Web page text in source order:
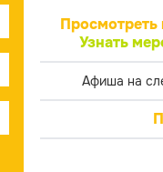
Просмотреть
Узнать
Афиша на